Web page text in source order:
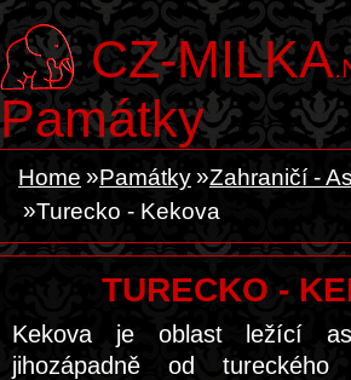
CZ-MILKA
Památky
Home Památky
Zahraničí -
Turecko - Kekova
TURECKO -
Kekova je oblast ležící
jihozápadně od tureckého